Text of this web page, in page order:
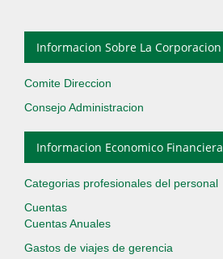
Informacion Sobre La Corporacion
Comite Direccion
Consejo Administracion
Informacion Economico Financiera
Categorias profesionales del personal
Cuentas
Cuentas Anuales
Gastos de viajes de gerencia